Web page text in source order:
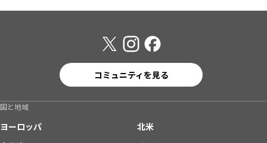
コミュニティを見る
国と地域
ヨーロッパ
北米